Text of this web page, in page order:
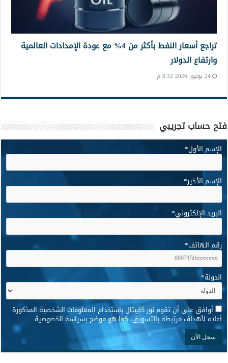
تراجع أسعار النفط بأكثر من 4% مع عودة الإمدادات العالمية
وارتفاع الدولار
24 يونيو, 2026 8:32 م
فتح حساب تجريبي
الإسم الأول*
الإسم الأخير*
البريد الإلكتروني*
رقم الهاتف*
الدولة*
* أوافق على أن تقوم نور كابيتال باستخدام المعلومات الشخصية المذكورة
أعلاه لأهداف مرتبطة بالتسويق، كما هو موضح بسياسة الخصوصية